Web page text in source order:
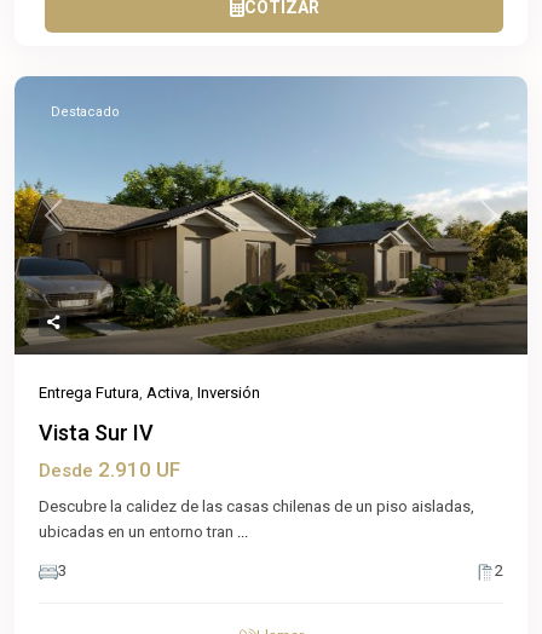
COTIZAR
Previous Next
Destacado
Entrega Futura, Activa, Inversión
Vista Sur IV
Desde 2.910 UF
Descubre la calidez de las casas chilenas de un piso aisladas,
ubicadas en un entorno tran ...
3 2